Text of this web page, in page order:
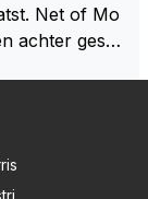
Net of Mo
achter geslo